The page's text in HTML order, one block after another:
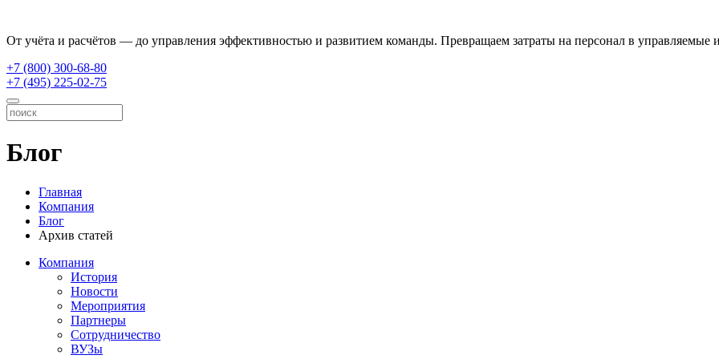
От учёта и расчётов — до управления эффективностью и развитием команды. Превращаем затраты на персонал в управляемые
+7 (800) 300-68-80
+7 (495) 225-02-75
Блог
Главная
Компания
Блог
Архив статей
Компания
История
Новости
Мероприятия
Партнеры
Сотрудничество
ВУЗы